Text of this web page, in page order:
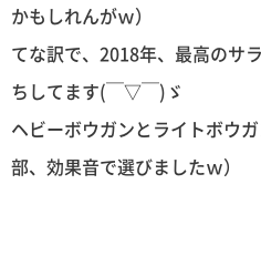
かもしれんがｗ）
てな訳で、2018年、最高のサ
ちしてます(￣▽￣)ゞ
ヘビーボウガンとライトボウ
部、効果音で選びましたｗ）